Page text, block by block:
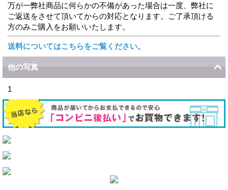
万が一弊社商品に何らかの不備があった場合は一度、弊社に
ご返送をさせて頂いてからの対応となります。ご了承頂ける
方のみご購入をお願いいたします。
送料についてはこちらをご覧ください。
他の写真
1